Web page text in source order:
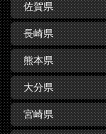
佐賀県
長崎県
熊本県
大分県
宮崎県